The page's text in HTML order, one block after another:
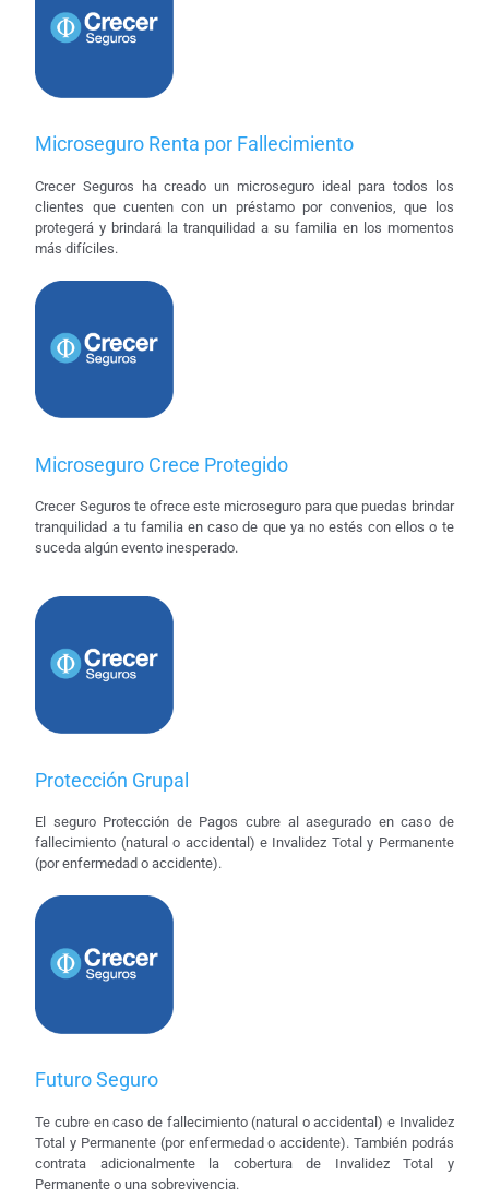
Microseguro Renta por Fallecimiento
Crecer Seguros ha creado un microseguro ideal para todos los
clientes que cuenten con un préstamo por convenios, que los
protegerá y brindará la tranquilidad a su familia en los momentos
más difíciles.
Microseguro Crece Protegido
Crecer Seguros te ofrece este microseguro para que puedas brindar
tranquilidad a tu familia en caso de que ya no estés con ellos o te
suceda algún evento inesperado.
Protección Grupal
El seguro Protección de Pagos cubre al asegurado en caso de
fallecimiento (natural o accidental) e Invalidez Total y Permanente
(por enfermedad o accidente).
Futuro Seguro
Te cubre en caso de fallecimiento (natural o accidental) e Invalidez
Total y Permanente (por enfermedad o accidente). También podrás
contrata adicionalmente la cobertura de Invalidez Total y
Permanente o una sobrevivencia.